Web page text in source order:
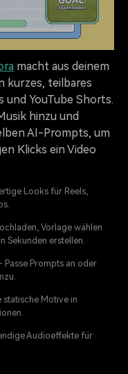
macht aus deinem
kurzes, teilbares
und YouTube Shorts.
hinzu und
AI-Prompts, um
Klicks ein Video
Looks für Reels,
Vorlage wählen
Sekunden erstellen.
Passe Prompts an oder
statische Motive in
Audioeffekte für